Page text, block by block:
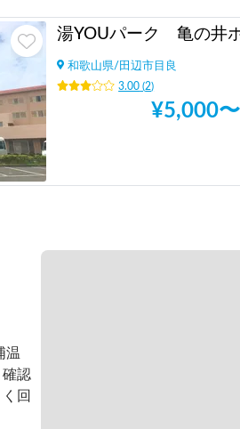
和歌山県/ 田辺市目良
3.00 (2)
¥5,000〜
温
確認
回